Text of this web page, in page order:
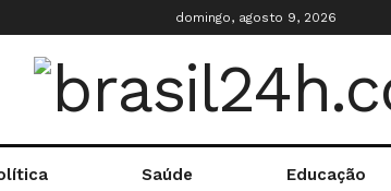
domingo, agosto 9, 2026
Saúde Educação